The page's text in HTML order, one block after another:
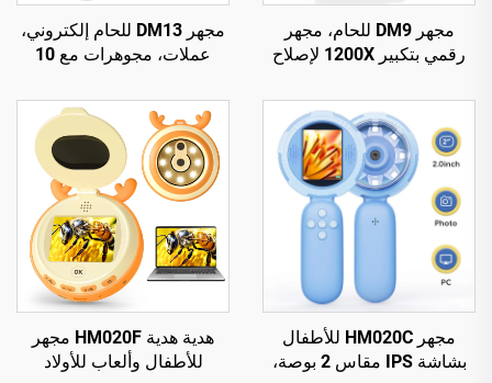
مجهر DM9 للحام، مجهر
رقمي بتكبير 1200X لإصلاح
(PCB)
مجهر DM13 للحام إلكتروني،
عملات، مجوهرات مع 10
مجهر HM020C للأطفال
بشاشة IPS مقاس 2 بوصة،
هدية هدية HM020F مجهر
للأطفال وألعاب للأولاد